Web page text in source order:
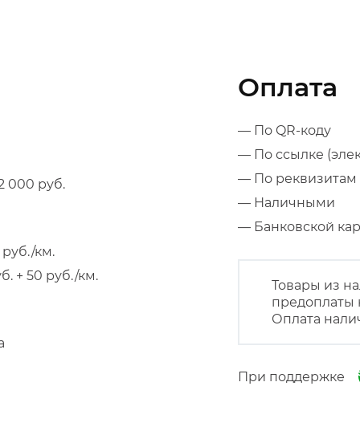
000 руб.
км.
+ 50 руб./км.
Оплата
— По QR-коду
— По ссылке
— По реквизитам
— Наличными
— Банковской
Товары из
предоплаты
Оплата
При поддержке